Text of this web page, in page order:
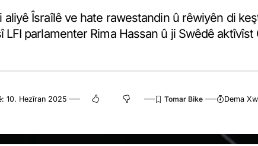
aliyê Îsraîlê ve hate rawestandin û rêwiyên di
LFI parlamenter Rima Hassan û ji Swêdê
10. Hezîran 2025 Dema